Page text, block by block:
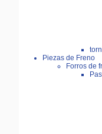
Piezas de Freno
Forros de